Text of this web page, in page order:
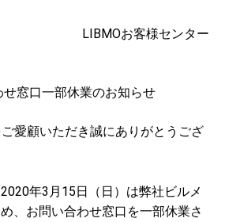
LIBMOお客様センター
せ窓口一部休業のお知らせ
愛顧いただき誠にありがとうござ
年3月15日（日）は弊社ビルメ
、お問い合わせ窓口を一部休業さ